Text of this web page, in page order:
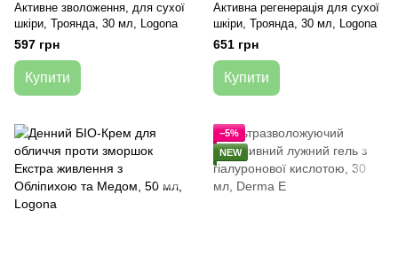
Активне зволоження, для сухої
шкіри, Троянда, 30 мл, Logona
597 грн
Купити
Активна регенерація для сухої
шкіри, Троянда, 30 мл, Logona
651 грн
Купити
−5%
NEW